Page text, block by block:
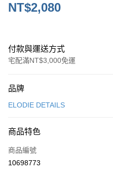
NT$2,080
付款與運送方式
宅配滿NT$3,000免運
信用卡一次付款
運送方式
付款後全家取貨
品牌
ELODIE DETAILS
商品特色
商品編號
10698773